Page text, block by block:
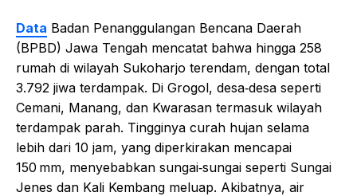
Data Badan Penanggulangan Bencana Daerah
(BPBD) Jawa Tengah mencatat bahwa hingga 258
rumah di wilayah Sukoharjo terendam, dengan total
3.792 jiwa terdampak. Di Grogol, desa‑desa seperti
Cemani, Manang, dan Kwarasan termasuk wilayah
terdampak parah. Tingginya curah hujan selama
lebih dari 10 jam, yang diperkirakan mencapai
150 mm, menyebabkan sungai‑sungai seperti Sungai
Jenes dan Kali Kembang meluap. Akibatnya, air